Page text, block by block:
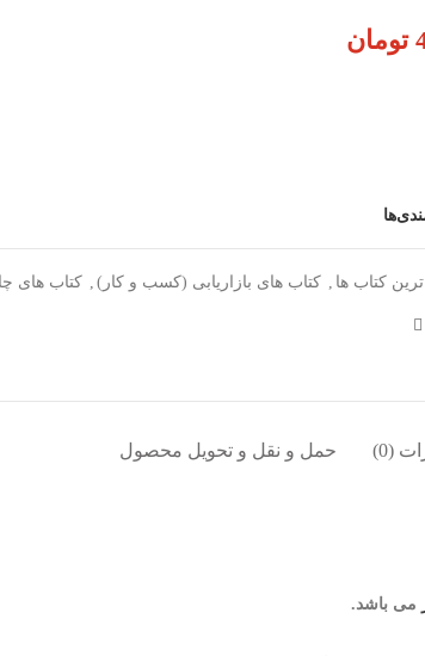
تومان
کتاب ها , کتاب های بازاریابی (کسب و کار) , کتاب های
(0) حمل و نقل و تحویل محصول
می باشد.